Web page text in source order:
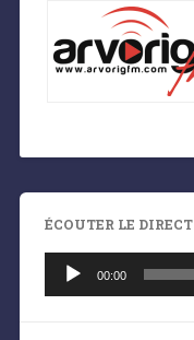
ÉCOUTER LE DIRECT
Lecteur
audio
00:00